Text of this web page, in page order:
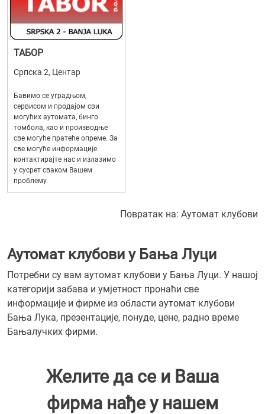
ТАБОР
Српска 2, Центар
Бавимо се уградњом,
сервисом и продајом сви
могућих аутомата, бинго
томбола, као и производње
све могуће пратеће опреме. За
све могуће информације
контактирајте нас и излазимо
у сусрет сваком Вашем
проблему.
Повратак на: Аутомат клубови
Аутомат клубови у Бања Луци
Потребни су вам аутомат клубови у Бања Луци. У нашој
категорији забава и умјетност пронаћи све
информације и фирме из области аутомат клубови
Бања Лука, презентације, понуде, цене, радно време
Бањалучких фирми.
Желите да се и Ваша
фирма нађе у нашем